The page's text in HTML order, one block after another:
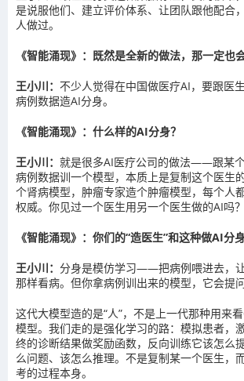
是说服他们、建立评价体系、让团队跟他配合
人做过。
《智能涌现》：既然是全新的做法，那一定也
王小川： 不少人觉得在中国做医疗AI，要跟医
病例数据造AI分身。
《智能涌现》：什么样的AI分身？
王小川： 就是很多AI医疗公司的做法——跟某
病例数据训一个模型，本质上是复制这个医生
个肾病模型，肿瘤专家造个肿瘤模型，每个人
权威。你见过一个医生用另一个医生做的AI吗？
《智能涌现》：你们的“造医生”和这种做AI分
王小川： 分身是模仿学习——把病例喂进去，
那样看病。但你拿病例训出来的模型，它会提
这代大模型造的是“人”，不是上一代那种用来
模型。我们走的是强化学习的路：模拟患者，
终的诊断结果做奖励函数，反向训练它该怎么
么问题、该怎么推理。不是复制某一个医生，
考的过程本身。